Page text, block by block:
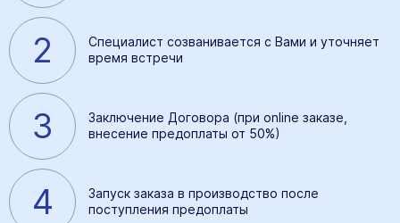
2
Специалист созванивается с Вами и уточняет
время встречи
3
Заключение Договора (при online заказе,
внесение предоплаты от 50%)
4
Запуск заказа в производство после
поступления предоплаты